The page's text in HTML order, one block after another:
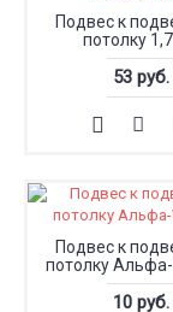
Подвес к
потолку
53 руб.
Подвес к
потолку
10 руб.